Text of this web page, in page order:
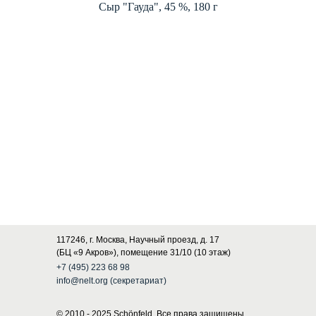
Сыр "Гауда", 45 %, 180 г
117246, г. Москва, Научный проезд, д. 17
(БЦ «9 Акров»), помещение 31/10 (10 этаж)
info@nelt.org (секретариат)
+7 (495) 223 68 98